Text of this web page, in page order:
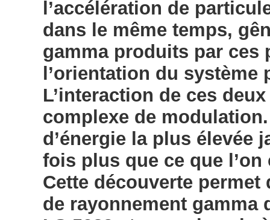
l’accélération de
dans le même temps,
gamma produits par ces
l’orientation du
L’interaction de ces
complexe de
d’énergie la plus élevée
fois plus que ce que
Cette découverte
de rayonnement gamma